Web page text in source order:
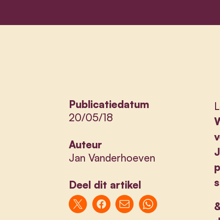
Publicatiedatum
20/05/18
Auteur
Jan Vanderhoeven
Deel dit artikel